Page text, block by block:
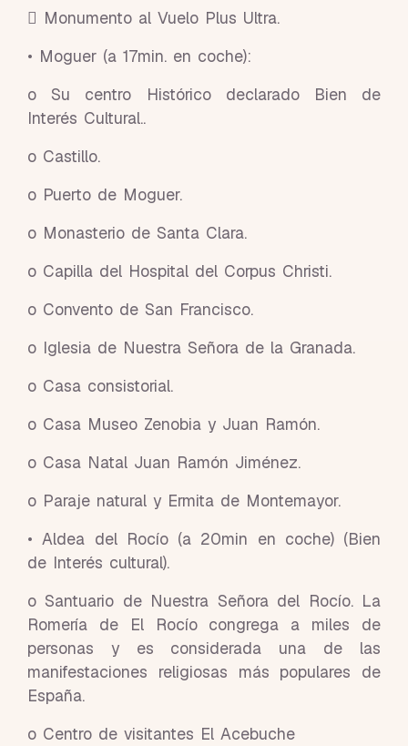
 Monumento al Vuelo Plus Ultra.
• Moguer (a 17min. en coche):
o Su centro Histórico declarado Bien de
Interés Cultural..
o Castillo.
o Puerto de Moguer.
o Monasterio de Santa Clara.
o Capilla del Hospital del Corpus Christi.
o Convento de San Francisco.
o Iglesia de Nuestra Señora de la Granada.
o Casa consistorial.
o Casa Museo Zenobia y Juan Ramón.
o Casa Natal Juan Ramón Jiménez.
o Paraje natural y Ermita de Montemayor.
• Aldea del Rocío (a 20min en coche) (Bien
de Interés cultural).
o Santuario de Nuestra Señora del Rocío. La
Romería de El Rocío congrega a miles de
personas y es considerada una de las
manifestaciones religiosas más populares de
España.
o Centro de visitantes El Acebuche